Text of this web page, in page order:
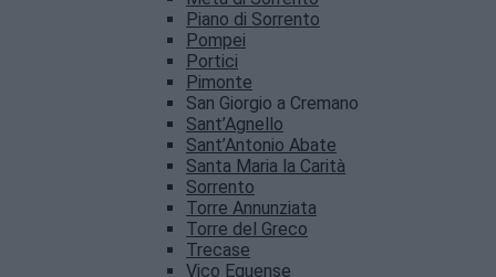
Piano di Sorrento
Pompei
Portici
Pimonte
San Giorgio a Cremano
Sant’Agnello
Sant’Antonio Abate
Santa Maria la Carità
Sorrento
Torre Annunziata
Torre del Greco
Trecase
Vico Equense